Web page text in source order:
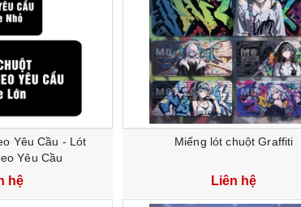
Yêu Cầu - Lót
Yêu Cầu
hệ
Miếng lót chuột Graffiti
Liên hệ